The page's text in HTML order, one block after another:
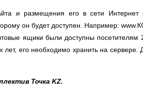
и размещения его в сети Интернет
он будет доступен. Например:
ящики были доступны посетителям
его необходимо хранить на сервере.
Точка KZ.